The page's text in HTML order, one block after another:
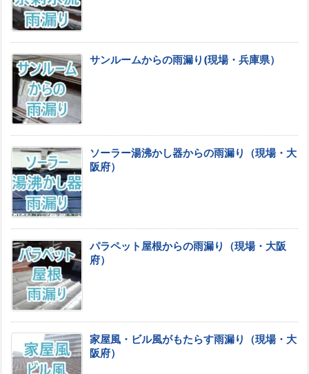
サンルームからの雨漏り(現場・兵庫県）
ソーラー湯沸かし器からの雨漏り（現場・大
阪府）
パラペット屋根からの雨漏り（現場・大阪
府）
家屋風・ビル風がもたらす雨漏り（現場・大
阪府）